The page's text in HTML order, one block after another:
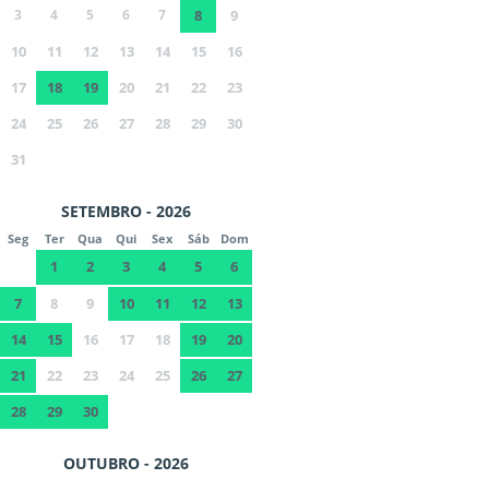
3
4 5 6 7 8
9
10
11 12 13 14 15
16
17
18 19 20 21 22
23
24
25 26 27 28 29
30
31
SETEMBRO - 2026
Seg Ter Qua Qui Sex Sáb Dom
1 2 3 4 5
6
7
8 9 10 11 12
13
14
15 16 17 18 19
20
21
22 23 24 25 26
27
28
29 30
OUTUBRO - 2026